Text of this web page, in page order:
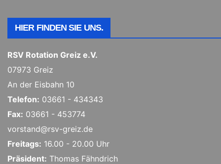
HIER FINDEN SIE UNS.
RSV Rotation Greiz e.V.
07973 Greiz
An der Eisbahn 10
Telefon: 03661 - 434343
Fax: 03661 - 453774
vorstand@rsv-greiz.de
Freitags: 16.00 - 20.00 Uhr
Präsident: Thomas Fähndrich